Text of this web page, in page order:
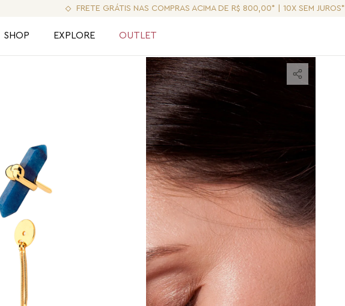
FRETE GRÁTIS NAS COMPRAS ACIMA DE R$ 800,00* | 10X SEM JUROS*
SHOP EXPLORE OUTLET